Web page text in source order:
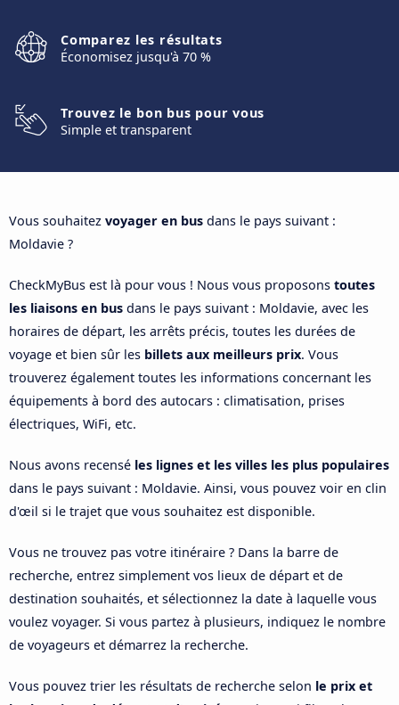
Comparez les résultats
Économisez jusqu'à 70 %
Trouvez le bon bus pour vous
Simple et transparent
Vous souhaitez voyager en bus dans le pays suivant :
Moldavie ?
CheckMyBus est là pour vous ! Nous vous proposons toutes
les liaisons en bus dans le pays suivant : Moldavie, avec les
horaires de départ, les arrêts précis, toutes les durées de
voyage et bien sûr les billets aux meilleurs prix. Vous
trouverez également toutes les informations concernant les
équipements à bord des autocars : climatisation, prises
électriques, WiFi, etc.
Nous avons recensé les lignes et les villes les plus populaires
dans le pays suivant : Moldavie. Ainsi, vous pouvez voir en clin
d'œil si le trajet que vous souhaitez est disponible.
Vous ne trouvez pas votre itinéraire ? Dans la barre de
recherche, entrez simplement vos lieux de départ et de
destination souhaités, et sélectionnez la date à laquelle vous
voulez voyager. Si vous partez à plusieurs, indiquez le nombre
de voyageurs et démarrez la recherche.
Vous pouvez trier les résultats de recherche selon le prix et